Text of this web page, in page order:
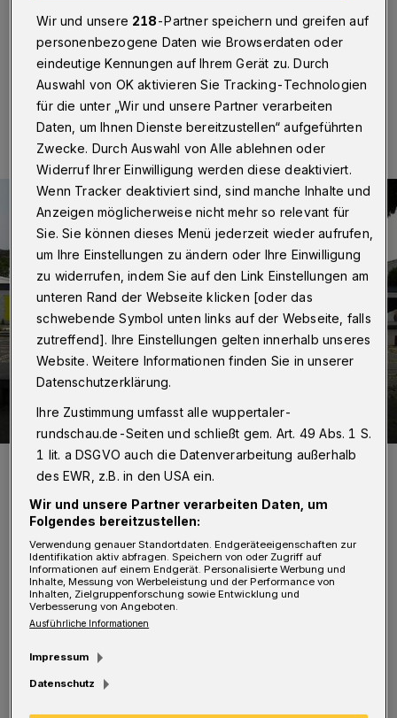
Verwaltung die entsprechende Beschlussvorlage vor.
22.11.2018 , 10:35 Uhr Eine Minute Lesezeit
Im ehemaligen Schauspielhaus an der Kluse soll das Pina-Bausch-
Zentrum entstehen.
Von Nicole Bolz
G ibt die Politik grünes Licht für das
Projekt, beginnen die umfangreichen
Planungen zum Umbau des ehemaligen
Wir und unsere 218-Partner speichern und greifen auf
personenbezogene Daten wie Browserdaten oder
eindeutige Kennungen auf Ihrem Gerät zu. Durch
Auswahl von OK aktivieren Sie Tracking-Technologien
für die unter „Wir und unsere Partner verarbeiten
Daten, um Ihnen Dienste bereitzustellen“ aufgeführten
Zwecke. Durch Auswahl von Alle ablehnen oder
Widerruf Ihrer Einwilligung werden diese deaktiviert.
Wenn Tracker deaktiviert sind, sind manche Inhalte und
Anzeigen möglicherweise nicht mehr so relevant für
Sie. Sie können dieses Menü jederzeit wieder aufrufen,
um Ihre Einstellungen zu ändern oder Ihre Einwilligung
zu widerrufen, indem Sie auf den Link Einstellungen am
unteren Rand der Webseite klicken [oder das
schwebende Symbol unten links auf der Webseite, falls
zutreffend]. Ihre Einstellungen gelten innerhalb unseres
Website. Weitere Informationen finden Sie in unserer
Datenschutzerklärung.
Ihre Zustimmung umfasst alle wuppertaler-
rundschau.de-Seiten und schließt gem. Art. 49 Abs. 1 S.
1 lit. a DSGVO auch die Datenverarbeitung außerhalb
des EWR, z.B. in den USA ein.
Wir und unsere Partner verarbeiten Daten, um
Folgendes bereitzustellen:
Verwendung genauer Standortdaten. Endgeräteeigenschaften zur
Identifikation aktiv abfragen. Speichern von oder Zugriff auf
Informationen auf einem Endgerät. Personalisierte Werbung und
Inhalte, Messung von Werbeleistung und der Performance von
Inhalten, Zielgruppenforschung sowie Entwicklung und
Verbesserung von Angeboten.
Ausführliche Informationen
Impressum
Datenschutz